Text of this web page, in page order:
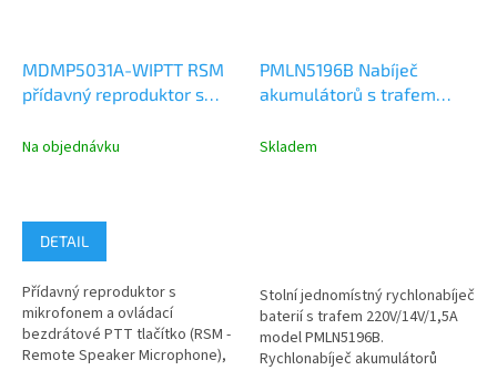
MDMP5031A-WIPTT RSM
přídavný reproduktor s
PTT, konektor pro
Na objednávku
DETAIL
Přídavný reproduktor s
mikrofonem a ovládací
bezdrátové PTT tlačítko (RSM -
Remote Speaker Microphone),
PMLN5196B Nabíječ
akumulátorů s trafem
GP344, DP3441, DP3661
Skladem
Stolní jednomístný rychlonabíječ
baterií s trafem 220V/14V/1,5A
model PMLN5196B.
Rychlonabíječ akumulátorů